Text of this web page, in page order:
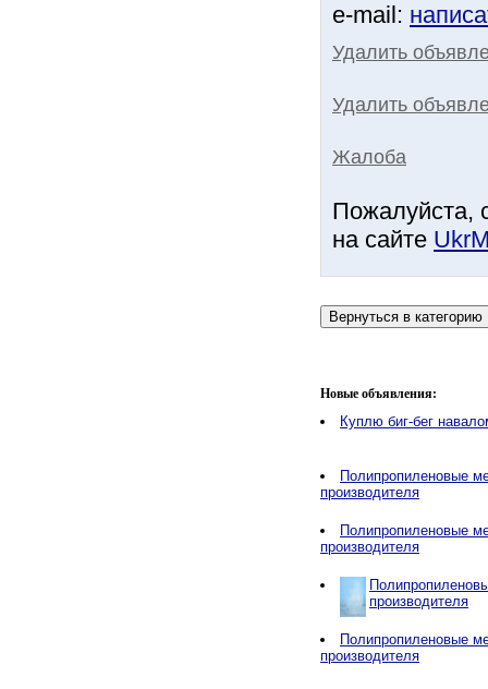
e-mail:
Удалить
Удалить
Жалоба
Пожалуйста,
на сайте
Новые объявления:
Куплю биг-бег
Полипропиленовые
производителя
Полипропиленовые
производителя
производителя
Полипропиленовые
производителя